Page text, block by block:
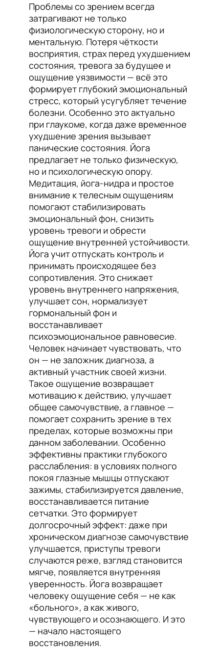
Проблемы со зрением всегда
затрагивают не только
физиологическую сторону, но и
ментальную. Потеря чёткости
восприятия, страх перед ухудшением
состояния, тревога за будущее и
ощущение уязвимости — всё это
формирует глубокий эмоциональный
стресс, который усугубляет течение
болезни. Особенно это актуально
при глаукоме, когда даже временное
ухудшение зрения вызывает
панические состояния. Йога
предлагает не только физическую,
но и психологическую опору.
Медитация, йога-нидра и простое
внимание к телесным ощущениям
помогают стабилизировать
эмоциональный фон, снизить
уровень тревоги и обрести
ощущение внутренней устойчивости.
Йога учит отпускать контроль и
принимать происходящее без
сопротивления. Это снижает
уровень внутреннего напряжения,
улучшает сон, нормализует
гормональный фон и
восстанавливает
психоэмоциональное равновесие.
Человек начинает чувствовать, что
он — не заложник диагноза, а
активный участник своей жизни.
Такое ощущение возвращает
мотивацию к действию, улучшает
общее самочувствие, а главное —
помогает сохранить зрение в тех
пределах, которые возможны при
данном заболевании. Особенно
эффективны практики глубокого
расслабления: в условиях полного
покоя глазные мышцы отпускают
зажимы, стабилизируется давление,
восстанавливается питание
сетчатки. Это формирует
долгосрочный эффект: даже при
хроническом диагнозе самочувствие
улучшается, приступы тревоги
случаются реже, взгляд становится
мягче, появляется внутренняя
уверенность. Йога возвращает
человеку ощущение себя — не как
«больного», а как живого,
чувствующего и осознающего. И это
— начало настоящего
восстановления.